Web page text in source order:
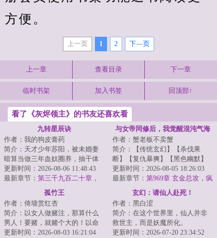
方便。
上一页 1 2 下—页
上一章 查看目录 下一章
临时书架 加入书签 回顶部↑
看了《灰烬领主》的书友还喜欢看
九转星辰诀
作者：我的狗皮膏药
简介：天才少年苏阳，被未婚妻
暗算当做三年血奴圈养，抽干体
内至尊血脉，挑断手脚筋丢弃妖
兽山脉，等待死...
更新时间：2026-08-06 11:48:43
最新章节： 第三千九百二十章，
折翼的创世黑暗魔神！
与女帝同修后，我觉醒混沌气海
作者：蟹老板不卖蟹
简介：【传统玄幻】【杀伐果
断】【复仇暴爽】【黑色幽默】
【多女主】&lt;br/&gt;秦无夜望着
扑来的三女帝...
更新时间：2026-08-05 18:26:03
最新章节： 第969章 玄金总攻，疯
孤竹王
作者：倚墙赏红杏
简介：以女人做赌注，那算什么
男人！要赌，就赌个大的！以命
相赌，如何？【...
更新时间：2026-08-03 16:21:04
玄幻：请仙人赴死！
作者：黑白涩
简介：在这个世界里，仙人并非
救世主，而是妖魔所化。
&lt;br/&gt;底层修士没有长生路，
更新时间：2026-07-20 23:34:52